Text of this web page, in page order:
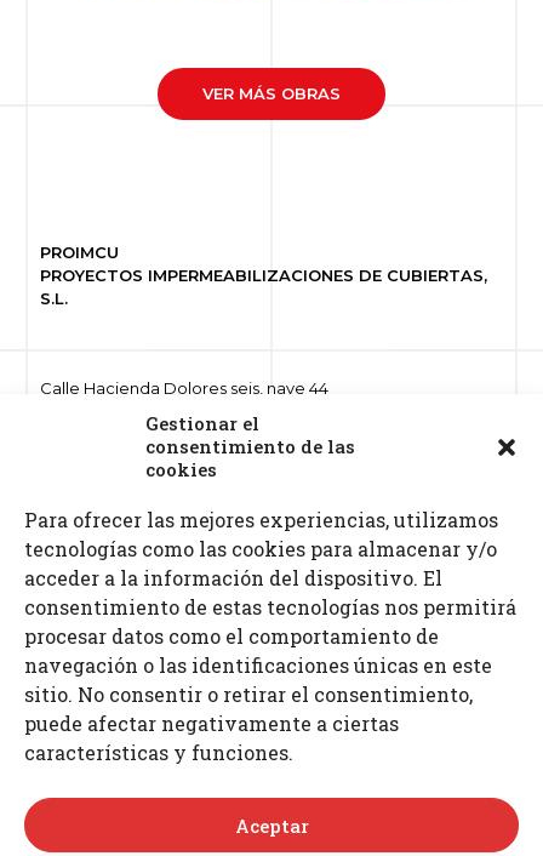
Gestionar el
consentimiento de las
cookies
Para ofrecer las mejores experiencias, utilizamos
tecnologías como las cookies para almacenar y/o
acceder a la información del dispositivo. El
consentimiento de estas tecnologías nos permitirá
procesar datos como el comportamiento de
navegación o las identificaciones únicas en este
sitio. No consentir o retirar el consentimiento,
puede afectar negativamente a ciertas
características y funciones.
Aceptar
VER MÁS OBRAS
PROIMCU
PROYECTOS IMPERMEABILIZACIONES DE CUBIERTAS,
S.L.
Calle Hacienda Dolores seis, nave 44
41500 Alcalá de Guadaíra, Sevilla
Teléfonos: 955 632 261 · 687 521 972
Fax: 955 630 797
E-mail: info @proimcu.com